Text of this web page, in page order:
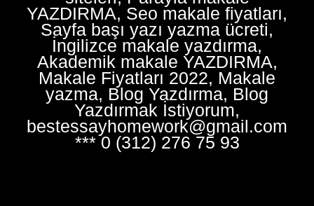
YAZDIRMA, Seo makale fiyatları,
Sayfa başı yazı yazma ücreti,
İngilizce makale yazdırma,
Akademik makale YAZDIRMA,
Makale Fiyatları 2022, Makale
yazma, Blog Yazdırma, Blog
Yazdırmak İstiyorum,
bestessayhomework@gmail.com
*** 0 (312) 276 75 93